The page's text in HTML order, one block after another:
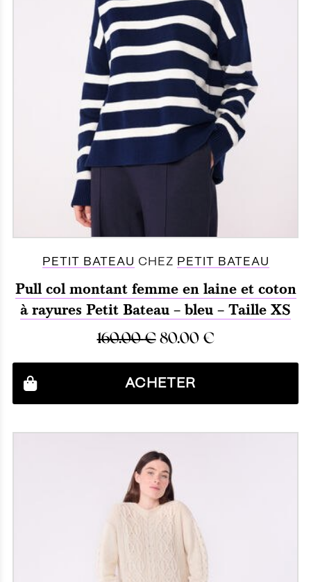
PETIT BATEAU CHEZ PETIT BATEAU
Pull col montant femme en laine et coton
à rayures Petit Bateau – bleu – Taille XS
160.00€80.00 €
ACHETER